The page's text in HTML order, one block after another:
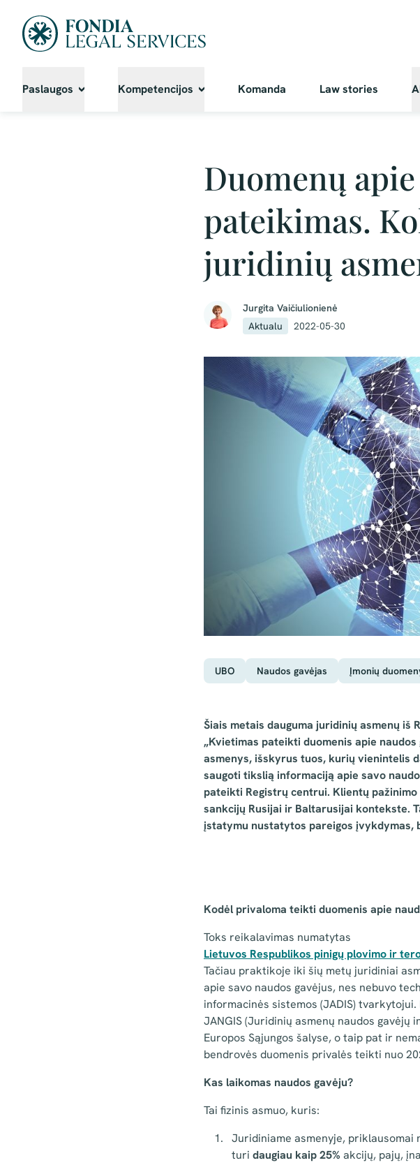
Paslaugos Kompetencijos Komanda Law stories
Duomenų
pateikimas.
juridinių
Jurgita Vaičiulionienė
Aktualu
2022-05-30
UBO Naudos gavėjas Įmonių
Šiais metais dauguma juridinių asmenų
„Kvietimas pateikti duomenis apie
asmenys, išskyrus tuos, kurių vienintelis
saugoti tikslią informaciją apie savo
pateikti Registrų centrui. Klientų
sankcijų Rusijai ir Baltarusijai kontekste.
įstatymu nustatytos pareigos
Kodėl privaloma teikti duomenis apie
Toks reikalavimas numatytas
Lietuvos Respublikos pinigų plovimo ir
Tačiau praktikoje iki šių metų juridiniai
apie savo naudos gavėjus, nes nebuvo
informacinės sistemos (JADIS)
JANGIS (Juridinių asmenų naudos gavėjų
Europos Sąjungos šalyse, o taip pat ir
bendrovės duomenis privalės teikti nuo
Kas laikomas naudos gavėju?
Tai fizinis asmuo, kuris:
Juridiniame asmenyje,
turi daugiau kaip25% akcijų, pajų,